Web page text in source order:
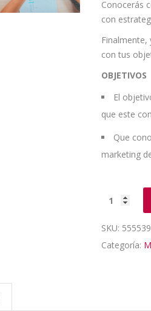
Conocerás
con
con tus
OBJETIVOS
El
que este
Que
marketing
SKU: 555539
Categoría: